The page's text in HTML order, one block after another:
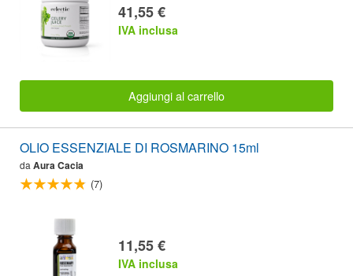
41,55 €
IVA inclusa
Aggiungi al carrello
OLIO ESSENZIALE DI ROSMARINO 15ml
da Aura Cacia
(7)
11,55 €
IVA inclusa